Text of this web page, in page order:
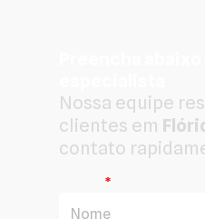
Nossa equipe
clientes em
contato